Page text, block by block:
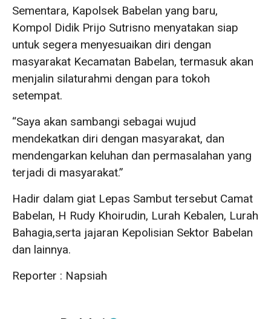
Sementara, Kapolsek Babelan yang baru,
Kompol Didik Prijo Sutrisno menyatakan siap
untuk segera menyesuaikan diri dengan
masyarakat Kecamatan Babelan, termasuk akan
menjalin silaturahmi dengan para tokoh
setempat.
“Saya akan sambangi sebagai wujud
mendekatkan diri dengan masyarakat, dan
mendengarkan keluhan dan permasalahan yang
terjadi di masyarakat.”
Hadir dalam giat Lepas Sambut tersebut Camat
Babelan, H Rudy Khoirudin, Lurah Kebalen, Lurah
Bahagia,serta jajaran Kepolisian Sektor Babelan
dan lainnya.
Reporter : Napsiah